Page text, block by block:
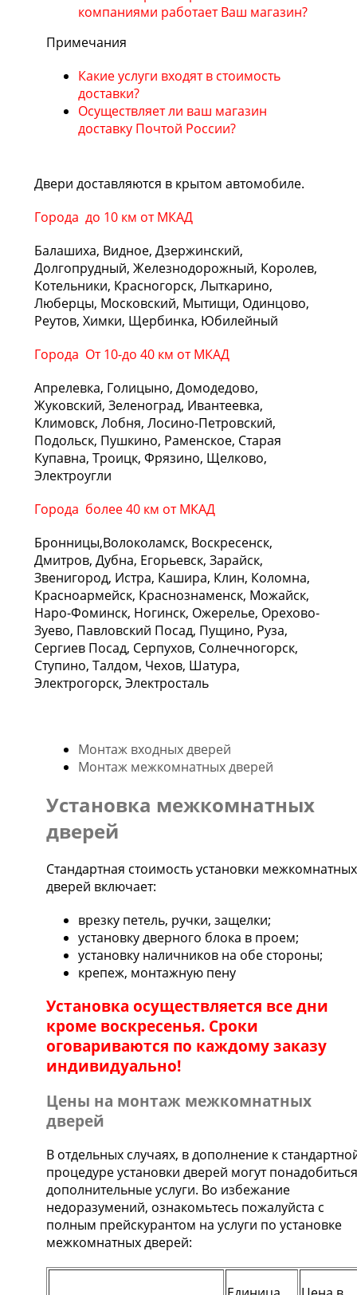
компаниями работает Ваш магазин?
Примечания
Какие услуги входят в стоимость
доставки?
Осуществляет ли ваш магазин
доставку Почтой России?
Двери доставляются в крытом автомобиле.
Города до 10 км от МКАД
Балашиха, Видное, Дзержинский,
Долгопрудный, Железнодорожный, Королев,
Котельники, Красногорск, Лыткарино,
Люберцы, Московский, Мытищи, Одинцово,
Реутов, Химки, Щербинка, Юбилейный
Города От 10-до 40 км от МКАД
Апрелевка, Голицыно, Домодедово,
Жуковский, Зеленоград, Ивантеевка,
Климовск, Лобня, Лосино-Петровский,
Подольск, Пушкино, Раменское, Старая
Купавна, Троицк, Фрязино, Щелково,
Электроугли
Города более 40 км от МКАД
Бронницы,Волоколамск, Воскресенск,
Дмитров, Дубна, Егорьевск, Зарайск,
Звенигород, Истра, Кашира, Клин, Коломна,
Красноармейск, Краснознаменск, Можайск,
Наро-Фоминск, Ногинск, Ожерелье, Орехово-
Зуево, Павловский Посад, Пущино, Руза,
Сергиев Посад, Серпухов, Солнечногорск,
Ступино, Талдом, Чехов, Шатура,
Электрогорск, Электросталь
Монтаж входных дверей
Монтаж межкомнатных дверей
Установка межкомнатных
дверей
Стандартная стоимость установки межкомнатных
дверей включает:
врезку петель, ручки, защелки;
установку дверного блока в проем;
установку наличников на обе стороны;
крепеж, монтажную пену
Установка осуществляется все дни
кроме воскресенья. Сроки
оговариваются по каждому заказу
индивидуально!
Цены на монтаж межкомнатных
дверей
В отдельных случаях, в дополнение к
процедуре установки дверей могут понадобиться
дополнительные услуги. Во избежание
недоразумений, ознакомьтесь пожалуйста с
полным прейскурантом на услуги по установке
межкомнатных дверей: